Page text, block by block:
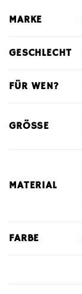
MARKE
GESCHLECHT
FÜR WEN?
GRÖSSE
MATERIAL
FARBE